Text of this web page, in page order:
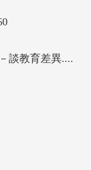
談教育差異....